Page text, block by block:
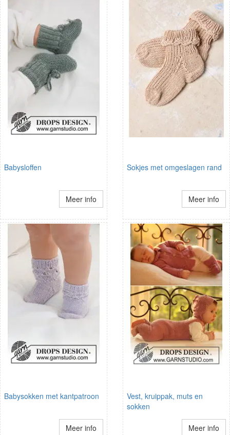
Babysloffen
Meer info
Sokjes met omgeslagen rand
Meer info
Babysokken met kantpatroon
Meer info
Vest, kruippak, muts en
sokken
Meer info